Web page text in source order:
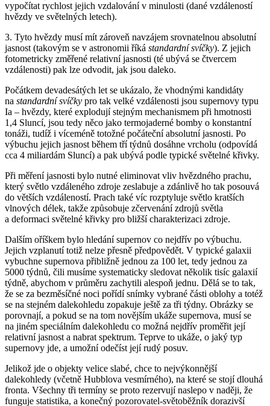
vypočítat rychlost jejich vzdalování v minulosti (dané vzdáleností
hvězdy ve světelných letech).
3. Tyto hvězdy musí mít zároveň navzájem srovnatelnou absolutní
jasnost (takovým se v astronomii říká standardní svíčky). Z jejich
fotometricky změřené relativní jasnosti (té ubývá se čtvercem
vzdálenosti) pak lze odvodit, jak jsou daleko.
Počátkem devadesátých let se ukázalo, že vhodnými kandidáty
na standardní svíčky pro tak velké vzdálenosti jsou supernovy typu
Ia – hvězdy, které explodují stejným mechanismem při hmotnosti
1,4 Sluncí, jsou tedy něco jako termojaderné bomby o konstantní
tonáži, tudíž i víceméně totožné počáteční absolutní jasnosti. Po
výbuchu jejich jasnost během tří týdnů dosáhne vrcholu (odpovídá
cca 4 miliardám Sluncí) a pak ubývá podle typické světelné křivky.
Při měření jasnosti bylo nutné eliminovat vliv hvězdného prachu,
který světlo vzdáleného zdroje zeslabuje a zdánlivě ho tak posouvá
do větších vzdáleností. Prach také víc rozptyluje světlo kratších
vlnových délek, takže způsobuje zčervenání zdrojů světla
a deformaci světelné křivky pro bližší charakterizaci zdroje.
Dalším oříškem bylo hledání supernov co nejdřív po výbuchu.
Jejich vzplanutí totiž nelze přesně předpovědět. V typické galaxii
vybuchne supernova přibližně jednou za 100 let, tedy jednou za
5000 týdnů, čili musíme systematicky sledovat několik tisíc galaxií
týdně, abychom v průměru zachytili alespoň jednu. Dělá se to tak,
že se za bezměsíčné noci pořídí snímky vybrané části oblohy a totéž
se na stejném dalekohledu zopakuje ještě za tři týdny. Obrázky se
porovnají, a pokud se na tom novějším ukáže supernova, musí se
na jiném speciálním dalekohledu co možná nejdřív proměřit její
relativní jasnost a nabrat spektrum. Teprve to ukáže, o jaký typ
supernovy jde, a umožní odečíst její rudý posuv.
Jelikož jde o objekty velice slabé, chce to nejvýkonnější
dalekohledy (včetně Hubblova vesmírného), na které se stojí dlouhá
fronta. Všechny tři termíny se proto rezervují naslepo v naději, že
funguje statistika, a konečný pozorovatel-světoběžník dorazivší